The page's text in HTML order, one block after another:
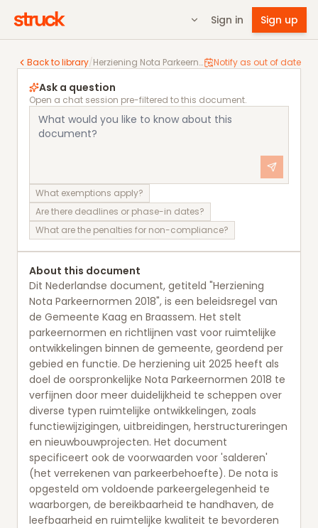
Sign in Sign up
Back to library/ Herziening Nota Parkeernormen 2018 Notify as out of date
Herziening Nota Parkeernormen 2018
Ask a question
Open a chat session pre-filtered to this document.
What exemptions apply?
Are there deadlines or phase-in dates?
What are the penalties for non-compliance?
About this document
Dit Nederlandse document, getiteld "Herziening
Nota Parkeernormen 2018", is een beleidsregel van
de Gemeente Kaag en Braassem. Het stelt
parkeernormen en richtlijnen vast voor ruimtelijke
ontwikkelingen binnen de gemeente, geordend per
gebied en functie. De herziening uit 2025 heeft als
doel de oorspronkelijke Nota Parkeernormen 2018 te
verfijnen door meer duidelijkheid te scheppen over
diverse typen ruimtelijke ontwikkelingen, zoals
functiewijzigingen, uitbreidingen, herstructureringen
en nieuwbouwprojecten. Het document
specificeert ook de voorwaarden voor 'salderen'
(het verrekenen van parkeerbehoefte). De nota is
opgesteld om voldoende parkeergelegenheid te
waarborgen, de bereikbaarheid te handhaven, de
leefbaarheid en ruimtelijke kwaliteit te bevorderen